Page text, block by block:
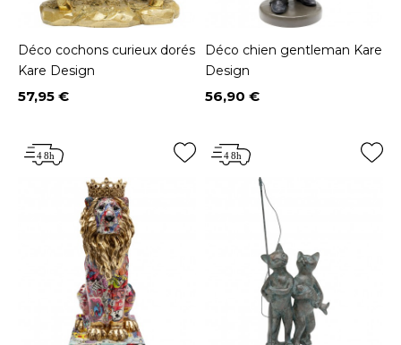
Déco cochons curieux dorés
Kare Design
Prix
57,95 €
Déco chien gentleman Kare
Design
Prix
56,90 €